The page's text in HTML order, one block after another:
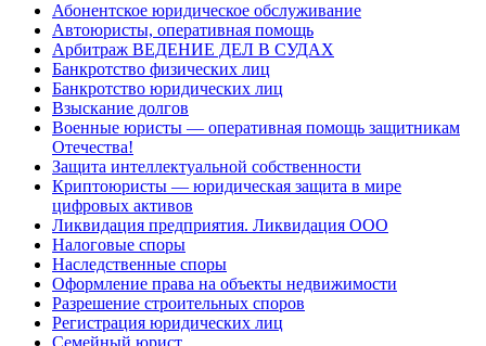
Абонентское юридическое обслуживание
Автоюристы, оперативная помощь
Арбитраж ВЕДЕНИЕ ДЕЛ В СУДАХ
Банкротство физических лиц
Банкротство юридических лиц
Взыскание долгов
Военные юристы — оперативная помощь защитникам
Отечества!
Защита интеллектуальной собственности
Криптоюристы — юридическая защита в мире
цифровых активов
Ликвидация предприятия. Ликвидация ООО
Налоговые споры
Наследственные споры
Оформление права на объекты недвижимости
Разрешение строительных споров
Регистрация юридических лиц